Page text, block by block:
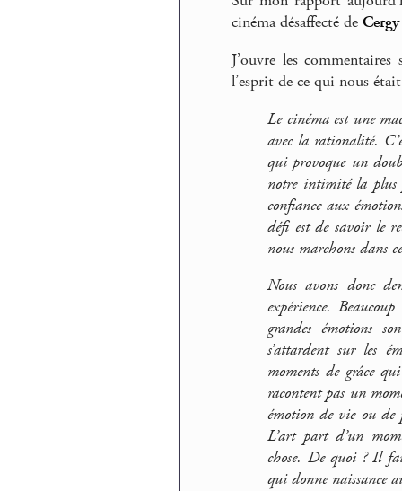
cinéma désaffecté de
J’ouvre les
l’esprit de ce qui nous
Le cinéma est une
avec la rationalité.
qui provoque un
notre intimité la plus
confiance aux
défi est de savoir le
nous marchons dans
Nous avons donc
expérience.
grandes émotions
s’attardent sur les
moments de grâce
racontent pas un
émotion de vie ou de
L’art part d’un
chose. De quoi ? Il
qui donne naissance